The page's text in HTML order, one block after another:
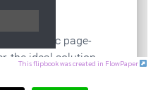
This flipbook was created in FlowPaper